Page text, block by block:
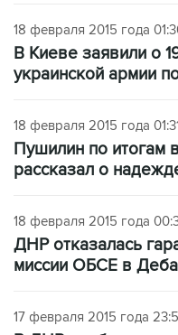
18 февраля 2015 года
В Киеве заявили о
украинской армии
18 февраля 2015 года
Пушилин по итогам
рассказал о
18 февраля 2015 года
ДНР отказалась
миссии ОБСЕ в
17 февраля 2015 года